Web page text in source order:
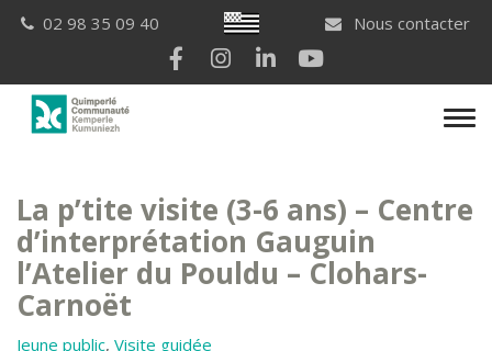
Breton
02 98 35 09 40
Nous contacter
Lien vers le compte Facebook
Lien vers le compte Instagram
Lien vers le compte
La p’tite visite (3-6 ans) – Centre
d’interprétation Gauguin
l’Atelier du Pouldu – Clohars-
Carnoët
Jeune public, Visite guidée